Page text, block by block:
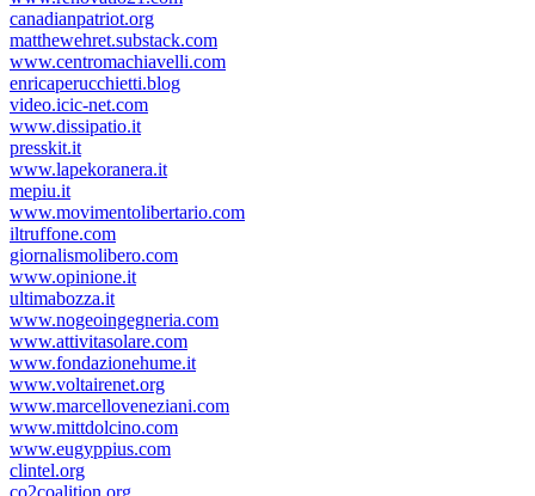
canadianpatriot.org
matthewehret.substack.com
www.centromachiavelli.com
enricaperucchietti.blog
video.icic-net.com
www.dissipatio.it
presskit.it
www.lapekoranera.it
mepiu.it
www.movimentolibertario.com
iltruffone.com
giornalismolibero.com
www.opinione.it
ultimabozza.it
www.nogeoingegneria.com
www.attivitasolare.com
www.fondazionehume.it
www.voltairenet.org
www.marcelloveneziani.com
www.mittdolcino.com
www.eugyppius.com
clintel.org
co2coalition.org